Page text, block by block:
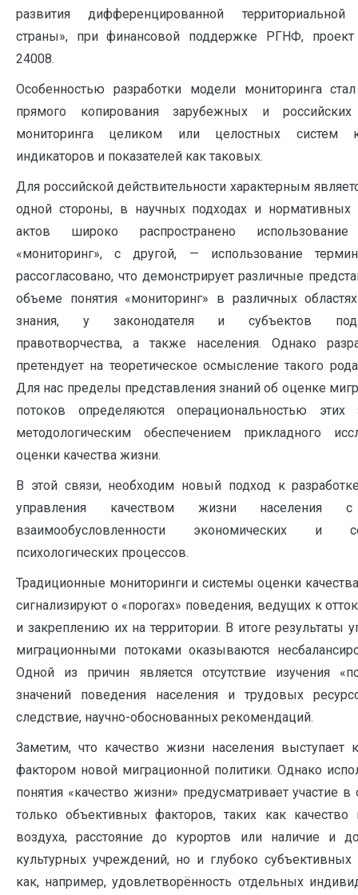
развития дифференцированной территориальной
страны», при финансовой поддержке РГНФ,
24008.
Особенностью разработки модели мониторинга
прямого копирования зарубежных и
мониторинга целиком или целостных систем
индикаторов и показателей как таковых.
Для российской действительности характерным
одной стороны, в научных подходах и нормативных
актов широко распространено
«мониторинг», с другой, — использование
рассогласовано, что демонстрирует различные
объеме понятия «мониторинг» в различных
знания, у законодателя и субъектов
правотворчества, а также населения. Однако
претендует на теоретическое осмысление такого
Для нас пределы представления знаний об оценке
потоков определяются операциональностью
методологическим обеспечением прикладного
оценки качества жизни.
В этой связи, необходим новый подход к
управления качеством жизни населения
взаимообусловленности экономических и
психологических процессов.
Традиционные мониторинги и системы оценки
сигнализируют о «порогах» поведения, ведущих к
и закреплению их на территории. В итоге результаты
миграционными потоками оказываются
Одной из причин является отсутствие изучения
значений поведения населения и трудовых
следствие, научно-обоснованных рекомендаций.
Заметим, что качество жизни населения выступает
фактором новой миграционной политики. Однако
понятия «качество жизни» предусматривает участие
только объективных факторов, таких как
воздуха, расстояние до курортов или наличие и
культурных учреждений, но и глубоко субъективных
как, например, удовлетворённость отдельных